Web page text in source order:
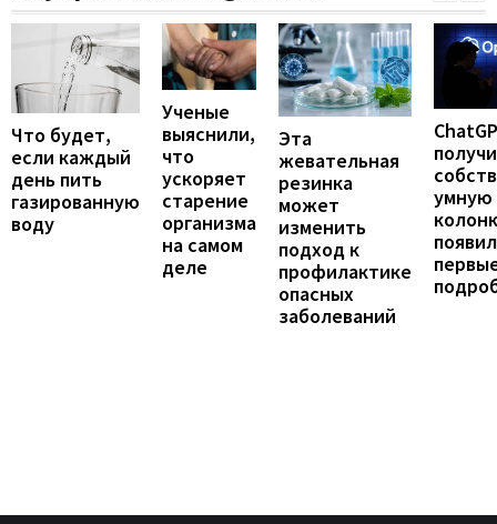
Что будет,
если каждый
день пить
газированную
воду
Ученые
выяснили,
что
ускоряет
старение
организма
на самом
деле
Эта
жевательная
резинка
может
изменить
подход к
профилактике
опасных
заболеваний
умную